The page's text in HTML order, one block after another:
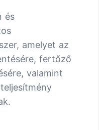
és
amelyet az
fertőző
valamint